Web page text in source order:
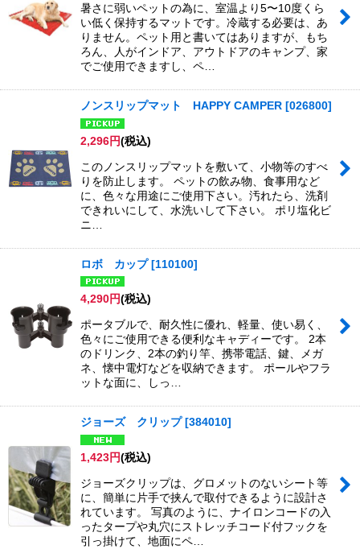
暑さに弱いペットの為に、室温より5〜10度くら
い低く保持するマットです。冷蔵する必要は、あ
りません。ペット用と書いてはありますが、もち
ろん、人がインドア、アウトドアのキャンプ、家
でご使用できますし、ペ…
ノンスリップマット HAPPY CAMPER [026800]
2,296円(税込)
このノンスリップマットを敷いて、小物等のすべ
りを防止します。 ペットの飲み物、食事用など
に、色々な用途にご使用下さい。汚れたら、洗剤
できれいにして、水洗いして下さい。 ポリ塩化ビ
ニ…
ロボ カップ [110100]
4,290円(税込)
ポータブルで、耐久性に優れ、軽量、使い易く、
色々にご使用できる便利なキャディーです。 2本
のドリンク、2本の釣り竿、携帯電話、鍵、メガ
ネ、懐中電灯などを収納できます。 ポールやフラ
ットな面に、しっ…
ジョーズ クリップ [384010]
1,423円(税込)
ジョーズクリップは、グロメットのないシート等
に、簡単に片手で挟んで取付できるように設計さ
れています。 写真のように、ナイロンコードの入
ったタープや丸穴にストレッチコード付フックを
引っ掛けて、地面にペ…